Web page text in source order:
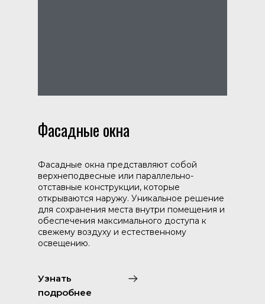
Узнать
подробнее
Фасадные окна представляют собой
верхнеподвесные или параллельно-
отставные конструкции, которые
открываются наружу. Уникальное решение
для сохранения места внутри помещения и
обеспечения максимального доступа к
свежему воздуху и естественному
освещению.
Фасадные окна